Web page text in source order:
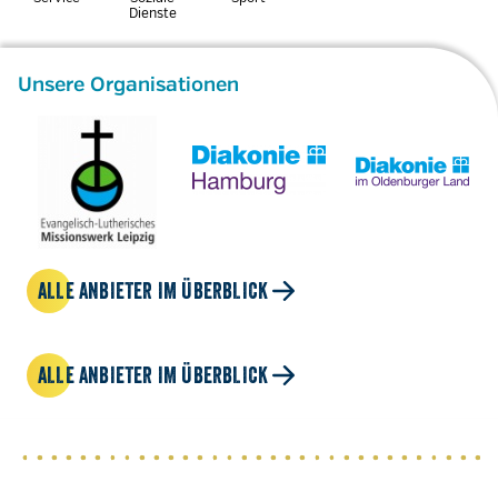
Dienste
Unsere Organisationen
ALLE ANBIETER IM ÜBERBLICK
ALLE ANBIETER IM ÜBERBLICK